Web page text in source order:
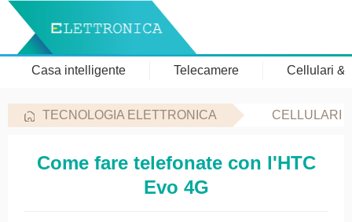
Casa intelligente Telecamere Cellulari &
TECNOLOGIA ELETTRONICA CELLULARI
Come fare telefonate con l'HTC
Evo 4G